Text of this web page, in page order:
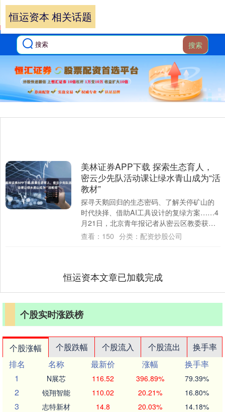
搜索
恒运资本 相关话题
美林证券APP下载 探索生态育人，
密云少先队活动课让绿水青山成为“活
教材”
探寻天鹅回归的生态密码、了解关停矿山的
时代抉择、借助AI工具设计的复绿方案……4
月21日，北京青年报记者从密云区教委获
悉，“智绘绿水青山 争做生态先锋”少先队
查看： 150 分类： 配资炒股公司
恒运资本文章已加载完成
个股实时涨跌榜
个股涨幅 个股跌幅 个股流入 个股流出
换手率
排名
名称 最新价 涨幅
换手率
1
N展芯 116.52 396.89% 79.39%
2 锐翔智能 110.02 20.21% 16.80%
3 志特新材 14.8 20.03% 14.18%